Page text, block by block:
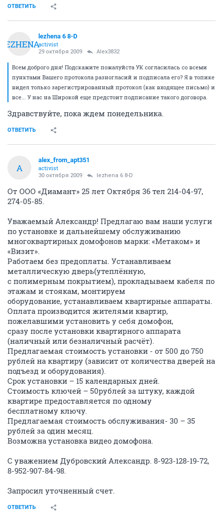
ОТВЕТИТЬ
LEZHENA
lezhena 6 8-D
activist
29 октября 2009 Alex3832
Всем доброго дня! Подскажите пожалуйста УК согласилась со всеми
пунктами Вашего протокола разногласий и подписала его? Я в топике
видел только зарегистрированный протокол (как входящее письмо) и
все... У нас на Широкой еще предстоит подписание такого договора.
Здравствуйте, пока ждем понедельника.
ОТВЕТИТЬ
A
alex_from_apt351
activist
30 октября 2009 lezhena 6 8-D
От ООО «Диамант» 25 лет Октября 36 тел 214-04-97,
274-05-85.
Уважаемый Александр! Предлагаю вам наши услуги
по установке и дальнейшему обслуживанию
многоквартирных домофонов марки: «Метаком» и
«Визит».
Работаем без предоплаты. Устанавливаем
металлическую дверь(утеплённую,
с полимерным покрытием), прокладываем кабеля по
этажам и стоякам, монтируем
оборудование, устанавливаем квартирные аппараты.
Оплата производится жителями квартир,
пожелавшими установить у себя домофон,
сразу после установки квартирного аппарата
(наличный или безналичный расчёт).
Предлагаемая стоимость установки - от 500 до 750
рублей на квартиру (зависит от количества дверей на
подъезд и оборудования).
Срок установки – 15 календарных дней.
Стоимость ключей – 50рублей за штуку, каждой
квартире предоставляется по одному
бесплатному ключу.
Предлагаемая стоимость обслуживания- 30 – 35
рублей за один месяц.
Возможна установка видео домофона.
С уважением Дубровский Александр. 8-923-128-19-72,
8-952-907-84-98.
Запросил уточненный счет.
ОТВЕТИТЬ